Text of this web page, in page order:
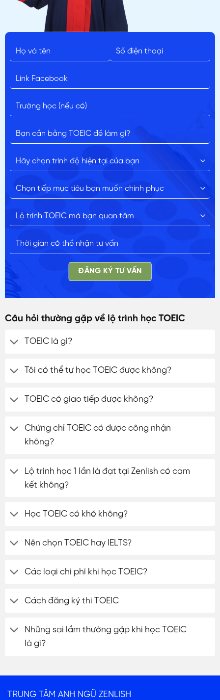
ĐĂNG KÝ TƯ VẤN
Câu hỏi thường gặp về lộ trình học TOEIC
TOEIC là gì?
Tôi có thể tự học TOEIC được không?
TOEIC có giao tiếp được không?
Chứng chỉ TOEIC có được công nhận
không?
Lộ trình học 1 lần là đạt tại Zenlish có cam
kết không?
Học TOEIC có khó không?
Nên chọn TOEIC hay IELTS?
Các loại chi phí khi học TOEIC?
Cách đăng ký thi TOEIC
Những sai lầm thường gặp khi học TOEIC
là gì?
TRUNG TÂM ANH NGỮ ZENLISH
ĐĂNG KÝ TƯ VẤN